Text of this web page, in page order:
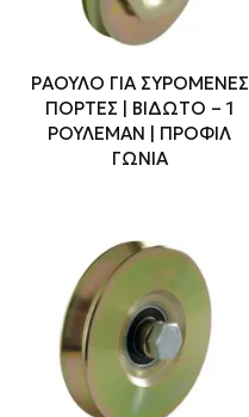
ΡΑΟΥΛΟ ΓΙΑ ΣΥΡΟΜΕΝΕΣ
ΠΟΡΤΕΣ | ΒΙΔΩΤΟ – 1
ΡΟΥΛΕΜΑΝ | ΠΡΟΦΙΛ
ΓΩΝΙΑ